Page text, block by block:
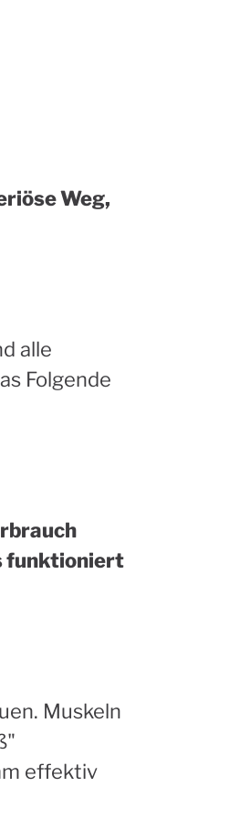
Weg,
alle
Folgende
funktioniert
Muskeln
effektiv